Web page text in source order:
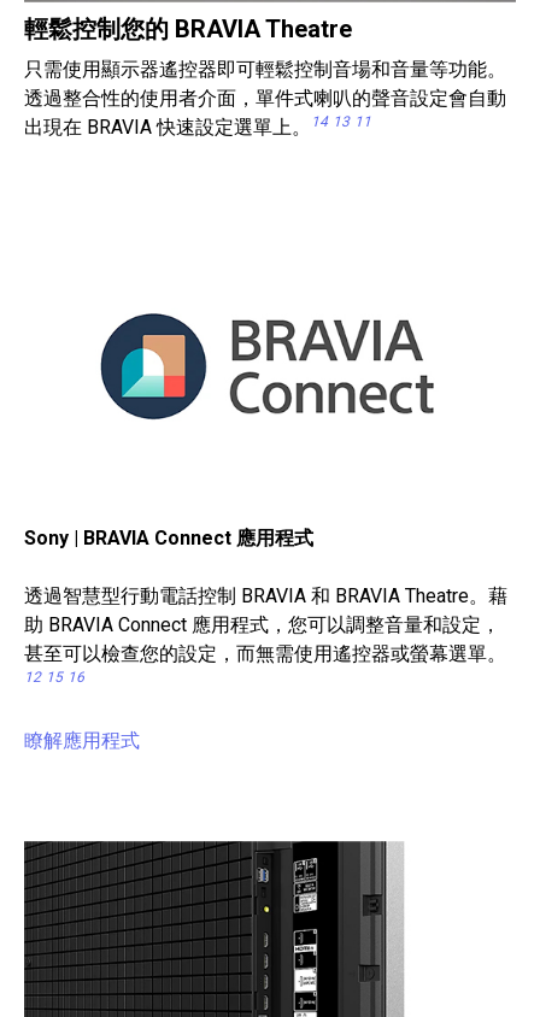
輕鬆控制您的 BRAVIA Theatre
只需使用顯示器遙控器即可輕鬆控制音場和音量等功能。
透過整合性的使用者介面，單件式喇叭的聲音設定會自動
出現在 BRAVIA 快速設定選單上。
14 13 11
Sony | BRAVIA Connect 應用程式
透過智慧型行動電話控制 BRAVIA 和 BRAVIA Theatre。藉
助 BRAVIA Connect 應用程式，您可以調整音量和設定，
甚至可以檢查您的設定，而無需使用遙控器或螢幕選單。
12 15 16
瞭解應用程式